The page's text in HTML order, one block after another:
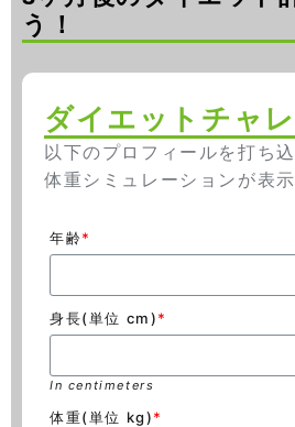
う！
ダイエットチャ
以下のプロフィールを打ち
体重シミュレーションが表示
年齢*
身長(単位 cm)*
In centimeters
体重(単位 kg)*